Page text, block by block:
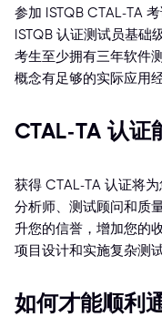
参加 ISTQB CTAL-TA
ISTQB 认证测试员基础
考生至少拥有三年软件
概念有足够的实际应用经
CTAL-TA 认证
获得 CTAL-TA 认证将
分析师、测试顾问和质
升您的信誉，增加您的
项目设计和实施复杂测
如何才能顺利